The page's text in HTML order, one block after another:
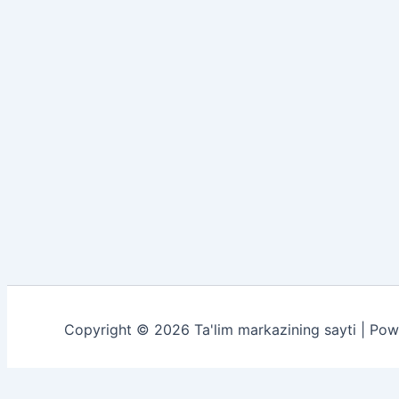
Copyright © 2026 Ta'lim markazining sayti |